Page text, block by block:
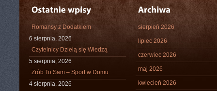
Romansy z Dodatkiem
6 sierpnia, 2026
Czytelnicy Dzielą się Wiedzą
5 sierpnia, 2026
Zrób To Sam – Sport w Domu
4 sierpnia, 2026
sierpień 2026
lipiec 2026
czerwiec 2026
maj 2026
kwiecień 2026